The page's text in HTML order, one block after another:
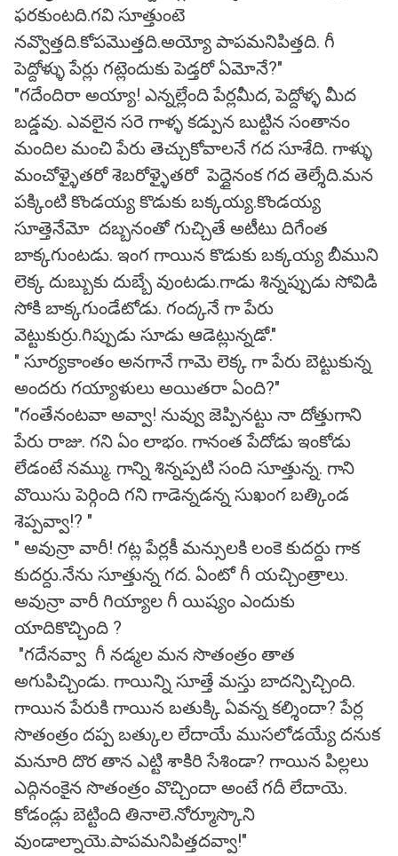
ఫరకుంటది.గవి సూత్తుంటె
నవ్వొత్తది.కోపమొత్తది.అయ్యో పాపమనిపిత్తది. గీ
పెద్దోళ్ళు పేర్లు గట్లెందుకు పెడ్తరో ఏమోనే?"
"గదేందిరా అయ్యా! ఎన్నల్లేంది పేర్లమీద, పెద్దోళ్ళ మీద
బడ్డవు. ఎవలైన సరె గాళ్ళ కడ్పున బుట్టిన సంతానం
మందిల మంచి పేరు తెచ్చుకోవాలనే గద సూశేది. గాళ్ళు
మంచోళ్ళైతరో శెబరోళ్ళైతరో పెద్దైనంక గద తెల్శేది.మన
పక్కింటి కొండయ్య కొడుకు బక్కయ్య.కొండయ్య
సూత్తెనేమో దబ్బనంతో గుచ్చితే అటీటు దిగేంత
బాక్కగుంటడు. ఇంగ గాయిన కొడుకు బక్కయ్య బీముని
లెక్క దుబ్బుకు దుబ్బే వుంటడు.గాడు శిన్నప్పుడు సోవిడి
సోకి బాక్కగుండేటోడు. గంద్కనే గా పేరు
వెట్టుకుర్రు.గిప్పుడు సూడు ఆడెట్లున్నడో."
" సూర్యకాంతం అనగానే గామె లెక్క గా పేరు బెట్టుకున్న
అందరు గయ్యాళులు అయితరా ఏంది?"
"గంతేనంటవా అవ్వా! నువ్వు జెప్పినట్టు నా దోత్తుగాని
పేరు రాజు. గని ఏం లాభం. గానంత పేదోడు ఇంకోడు
లేడంటే నమ్ము. గాన్ని శిన్నప్పటి సంది సూత్తున్న. గాని
వొయిసు పెర్గింది గని గాడెన్నడన్న సుఖంగ బత్కిండ
శెప్పవ్వా!? "
" అవున్రా వారీ! గట్ల పేర్లకీ మన్సులకి లంకె కుదర్దు గాక
కుదర్దు.నేను సూత్తున్న గద. ఏంటో గీ యచ్చింత్రాలు.
అవున్రా వారీ గియ్యాల గీ యిష్యం ఎందుకు
యాదికొచ్చింది ?
"గదేనవ్వా గీ నడ్మల మన సొతంత్రం తాత
అగుపిచ్చిండు. గాయిన్ని సూత్తే మస్తు బాదన్పిచ్చింది.
గాయిన పేరుకి గాయిన బతుక్కి ఏవన్న కల్శిందా? పేర్ల
సొతంత్రం దప్ప బత్కుల లేదాయే ముసలోడయ్యే దనుక
మనూరి దొర తాన ఎట్టి శాకిరి సేశిండా? గాయిన పిల్లలు
ఎద్గినంకైన సొతంత్రం వొచ్చిందా అంటే గదీ లేదాయె.
కోడండ్లు బెట్టింది తినాలె.నోర్మూస్కొని
వుండాల్నాయె.పాపమనిపిత్తదవ్వా!"